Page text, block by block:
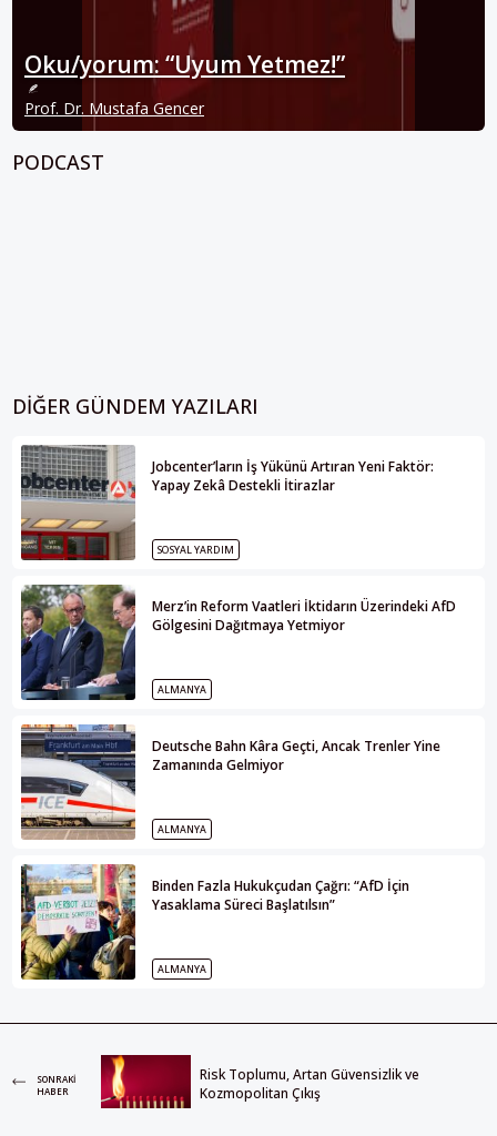
Oku/yorum: “Uyum Yetmez!”
Prof. Dr. Mustafa Gencer
PODCAST
DIĞER GÜNDEM YAZILARI
Jobcenter’ların İş Yükünü Artıran Yeni Faktör:
Yapay Zekâ Destekli İtirazlar
SOSYAL YARDIM
Merz’in Reform Vaatleri İktidarın Üzerindeki AfD
Gölgesini Dağıtmaya Yetmiyor
ALMANYA
Deutsche Bahn Kâra Geçti, Ancak Trenler Yine
Zamanında Gelmiyor
ALMANYA
Binden Fazla Hukukçudan Çağrı: “AfD İçin
Yasaklama Süreci Başlatılsın”
ALMANYA
SONRAKI
HABER
Risk Toplumu, Artan Güvensizlik ve
Kozmopolitan Çıkış